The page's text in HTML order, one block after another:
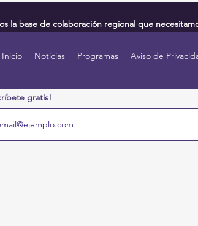
la base de colaboración regional que
Inicio Noticias Programas Aviso de
gratis!